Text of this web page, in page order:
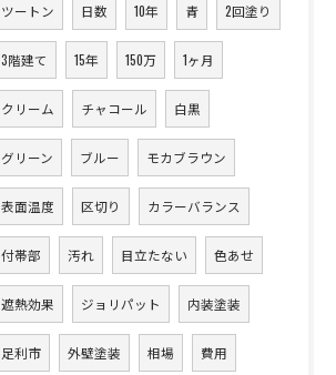
ツートン 日数 10年 青 2回塗り
3階建て 15年 150万 1ヶ月
クリーム チャコール 白黒
グリーン ブルー モカブラウン
表面温度 区切り カラーバランス
付帯部 汚れ 目立たない 色あせ
遮熱効果 ジョリパット 内装塗装
足利市 外壁塗装 相場 費用